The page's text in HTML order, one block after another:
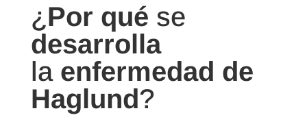
¿ Por qué se
desarrolla
la enfermedad de
Haglund?